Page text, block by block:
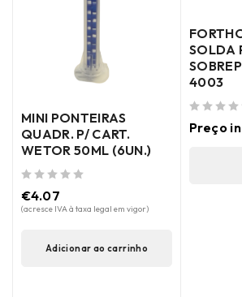
MINI PONTEIRAS
QUADR. P/ CART.
WETOR 50ML (6UN.)
€4.07
(acresce IVA à taxa legal em vigor)
Adicionar ao carrinho
SOLDA
4003
Preço